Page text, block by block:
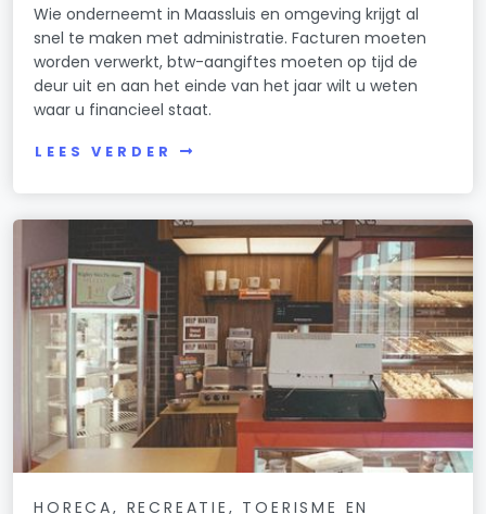
Wie onderneemt in Maassluis en omgeving krijgt al
snel te maken met administratie. Facturen moeten
worden verwerkt, btw-aangiftes moeten op tijd de
deur uit en aan het einde van het jaar wilt u weten
waar u financieel staat.
LEES VERDER
HORECA, RECREATIE, TOERISME EN